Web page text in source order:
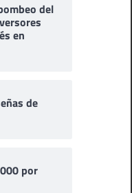
del
en
de
por